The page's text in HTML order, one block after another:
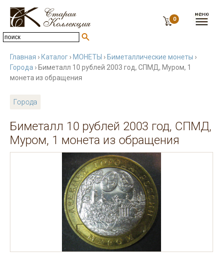
0
Главная › Каталог › МОНЕТЫ › Биметаллические монеты ›
Города › Биметалл 10 рублей 2003 год, СПМД, Муром, 1
монета из обращения
Города
Биметалл 10 рублей 2003 год, СПМД,
Муром, 1 монета из обращения